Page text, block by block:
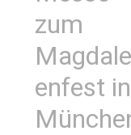
zum
enfest in